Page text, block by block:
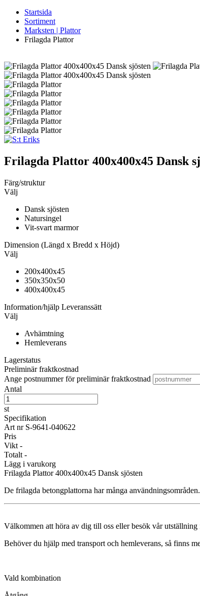
Startsida
Sortiment
Marksten | Plattor
Frilagda Plattor
Frilagda Plattor 400x400x45 Dansk
Färg/struktur
Välj
Dansk sjösten
Natursingel
Vit-svart marmor
Dimension (Längd x Bredd x Höjd)
Välj
200x400x45
350x350x50
400x400x45
Information/hjälp Leveranssätt
Välj
Avhämtning
Hemleverans
Lagerstatus
Preliminär fraktkostnad
Ange postnummer för preliminär fraktkostnad
Antal
st
Specifikation
Art nr S-9641-040622
Pris
Vikt -
Totalt -
Lägg i varukorg
Frilagda Plattor400x400x45 Dansk sjösten
De frilagda betongplattorna har många
Välkommen att höra av dig till oss eller besök vår
Behöver du hjälp med transport och hemleverans, så finns
Vald kombination